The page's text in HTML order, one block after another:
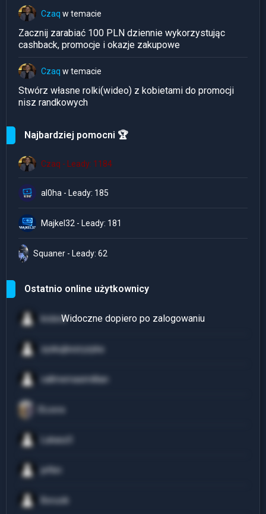
Czaq w temacie
Zacznij zarabiać 100 PLN dziennie wykorzystując
cashback, promocje i okazje zakupowe
Czaq w temacie
Stwórz własne rolki(wideo) z kobietami do promocji
nisz randkowych
Najbardziej pomocni 🏆
Czaq - Leady: 1184
al0ha - Leady: 185
Majkel32 - Leady: 181
Squaner - Leady: 62
Ostatnio online użytkownicy
krslxrd
zyskujbezryzyka
callmemaximillian
DLoora
Lukasz3
jefkin
Borucik